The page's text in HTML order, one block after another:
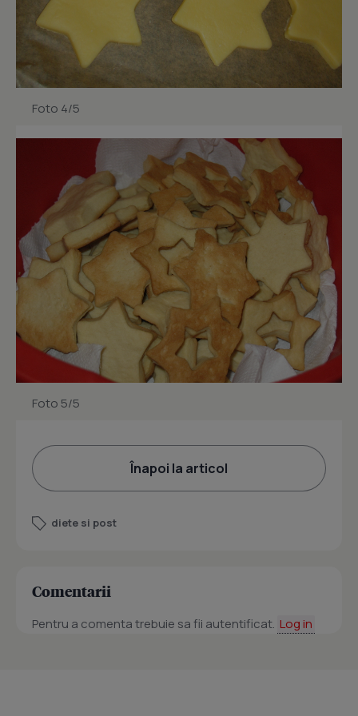
Foto 4/5
Foto 5/5
Înapoi la articol
diete si post
Comentarii
Pentru a comenta trebuie sa fii autentificat. Log in